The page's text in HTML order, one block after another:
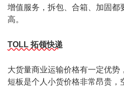
增值服务，拆包、合箱、加固都
高。
TOLL 拓领快递
大货量商业运输价格有一定优势
短板是个人小货价格非常昂贵，